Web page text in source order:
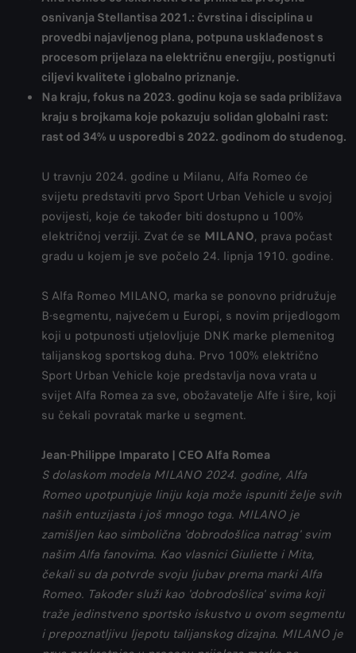
osnivanja Stellantisa 2021.: čvrstina i disciplina u
provedbi najavljenog plana, potpuna usklađenost s
procesom prijelaza na električnu energiju, postignuti
ciljevi kvalitete i globalno priznanje.
Na kraju, fokus na 2023. godinu koja se sada približava
kraju s brojkama koje pokazuju solidan globalni rast:
rast od 34% u usporedbi s 2022. godinom do studenog.
U travnju 2024. godine u Milanu, Alfa Romeo će
svijetu predstaviti prvo Sport Urban Vehicle u svojoj
povijesti, koje će također biti dostupno u 100%
električnoj verziji. Zvat će se MILANO, prava počast
gradu u kojem je sve počelo 24. lipnja 1910. godine.
S Alfa Romeo MILANO, marka se ponovno pridružuje
B-segmentu, najvećem u Europi, s novim prijedlogom
koji u potpunosti utjelovljuje DNK marke plemenitog
talijanskog sportskog duha. Prvo 100% električno
Sport Urban Vehicle koje predstavlja nova vrata u
svijet Alfa Romea za sve, obožavatelje Alfe i šire, koji
su čekali povratak marke u segment.
Jean-Philippe Imparato | CEO Alfa Romea
S dolaskom modela MILANO 2024. godine, Alfa
Romeo upotpunjuje liniju koja može ispuniti želje svih
naših entuzijasta i još mnogo toga. MILANO je
zamišljen kao simbolična 'dobrodošlica natrag' svim
našim Alfa fanovima. Kao vlasnici Giuliette i Mita,
čekali su da potvrde svoju ljubav prema marki Alfa
Romeo. Također služi kao 'dobrodošlica' svima koji
traže jedinstveno sportsko iskustvo u ovom segmentu
i prepoznatljivu ljepotu talijanskog dizajna. MILANO je